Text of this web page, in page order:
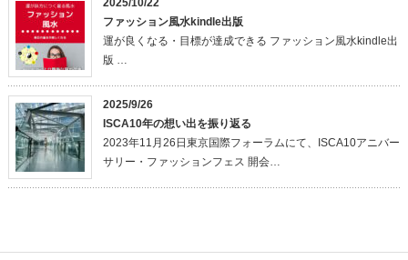
ファッション風水kindle出版
運が良くなる・目標が達成できる ファッション風水kindle出
版 …
2025/9/26
ISCA10年の想い出を振り返る
2023年11月26日東京国際フォーラムにて、ISCA10アニバー
サリー・ファッションフェス 開会…